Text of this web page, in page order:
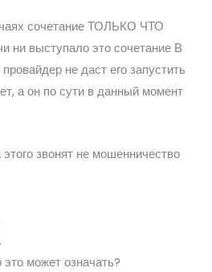
сочетание ТОЛЬКО ЧТО
ни выступало это сочетание В
не даст его запустить
а он по сути в данный момент
звонят не мошенничество
может означать?